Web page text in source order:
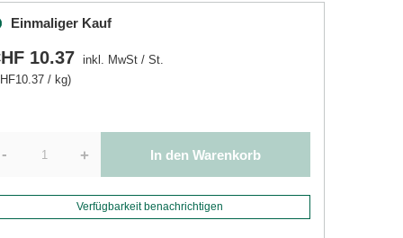
Einmaliger Kauf
10.37 inkl. MwSt /St.
/ kg)
- + In den Warenkorb
Verfügbarkeit benachrichtigen